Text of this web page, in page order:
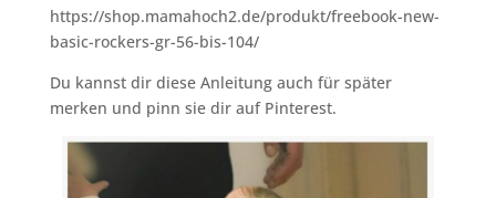
https://shop.mamahoch2.de/produkt/freebook-new-
basic-rockers-gr-56-bis-104/
Du kannst dir diese Anleitung auch für später
merken und pinn sie dir auf Pinterest.